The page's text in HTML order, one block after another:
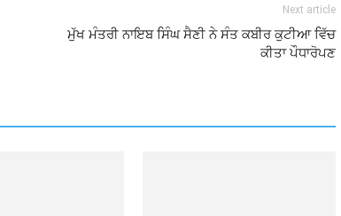
Next article
ਮੁੱਖ ਮੰਤਰੀ ਨਾਇਬ ਸਿੰਘ ਸੈਣੀ ਨੇ ਸੰਤ ਕਬੀਰ ਕੁਟੀਆ ਵਿੱਚ
ਕੀਤਾ ਪੌਧਾਰੋਪਣ